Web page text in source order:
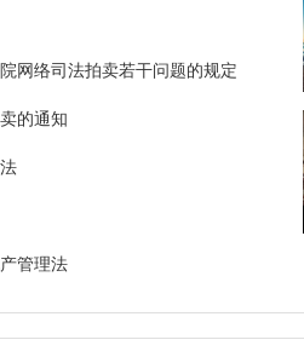
网络司法拍卖若干问题的规定
的通知
管理法